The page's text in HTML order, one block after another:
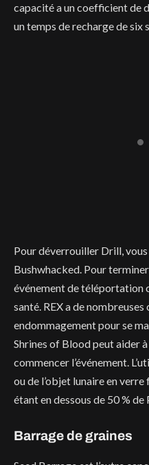
capacité a un coefficient de
un temps de recharge de six
Pour déverrouiller Drill,
Bushwhacked. Pour
événement de téléportation
santé. REX a de nombreuses
endommagement pour se
Shrines of Blood peut aider
commencer l’événement.
ou de l’objet lunaire en
étant en dessous de 50 % de
Barrage de graines